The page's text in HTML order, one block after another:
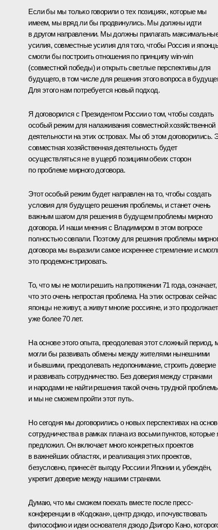
Если бы мы только говорили о тех позициях, которые мы
имеем, мы вряд ли бы продвинулись. Мы должны идти
в другом направлении. Мы должны прилагать
усилия, совместные усилия для того, чтобы Россия и
смогли бы построить отношения по принципу win-win
(совместной победы) и открыть светлые перспективы для
будущего, в том числе для решения этого вопроса в
Для этого нам потребуется новый подход.
Я договорился с Президентом России о том, чтобы создать
особый режим для налаживания совместной хозяйственной
деятельности на этих островах. Мы об этом договорились.
совместная хозяйственная деятельность будет
осуществляться не в ущерб позициям обеих сторон
по проблеме мирного договора.
Этот особый режим будет направлен на то, чтобы создать
условия для будущего решения проблемы, и станет очень
важным шагом для решения в будущем проблемы мирного
договора. И наши мнения с Владимиром в этом вопросе
полностью совпали. Поэтому для решения проблемы
договора мы выразили самое искреннее стремление и
это продемонстрировать.
То, что мы не могли решить на протяжении 71 года, означает,
что это очень непростая проблема. На этих островах сейчас
японцы не живут, а живут многие россияне, и это
уже более 70 лет.
На основе этого опыта, преодолевая этот сложный период,
могли бы развивать обмены между жителями нынешними
и бывшими, преодолевать недопонимание, строить доверие
и развивать сотрудничество. Без доверия между странами
и народами не найти решения такой очень трудной
и мы не сможем пройти этот путь.
Но сегодня мы договорились о новых перспективах на
сотрудничества в рамках плана из восьми пунктов, которые
предложил. Он включает много конкретных проектов
в важнейших областях, и реализация этих проектов,
безусловно, принесёт выгоду России и Японии и, убеждён,
укрепит доверие между нашими странами.
Думаю, что мы сможем поехать вместе после пресс-
конференции в «Кодокан», центр дзюдо, и почувствовать
философию и идеи основателя дзюдо Дзигоро Кано,